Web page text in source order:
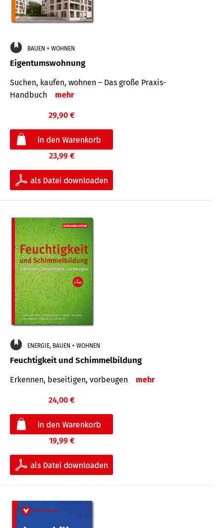
BAUEN + WOHNEN
Eigentumswohnung
Suchen, kaufen, wohnen – Das große Praxis-
Handbuch
mehr
29,90 €
23,99 €
ENERGIE, BAUEN + WOHNEN
Feuchtigkeit und Schimmelbildung
Erkennen, beseitigen, vorbeugen mehr
24,00 €
19,99 €